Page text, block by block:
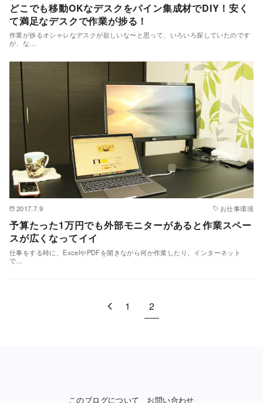
どこでも移動OKなデスクをパイン集成材でDIY！安く
て満足なデスクで作業が捗る！
作業が捗るオシャレなデスクが欲しいな〜と思って、いろいろ探していたのです
が、な…
2017.7.9 お仕事環境
予算たった1万円でも外部モニターがあると作業スペー
スが広くなってイイ
仕事をする時に、ExcelやPDFを開きながら何か作業したり、インターネット
で…
1 2
このブログについて お問い合わせ